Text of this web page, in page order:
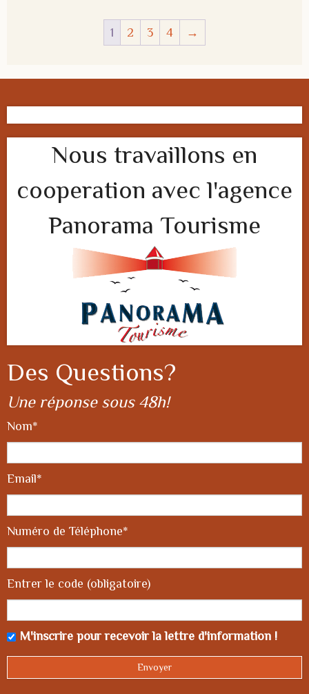
1 2 3 4 →
Nous travaillons en
cooperation avec l'agence
Panorama Tourisme
Des Questions?
Une réponse sous 48h!
Nom*
Email*
Numéro de Téléphone*
Entrer le code (obligatoire)
M'inscrire pour recevoir la lettre d'information !